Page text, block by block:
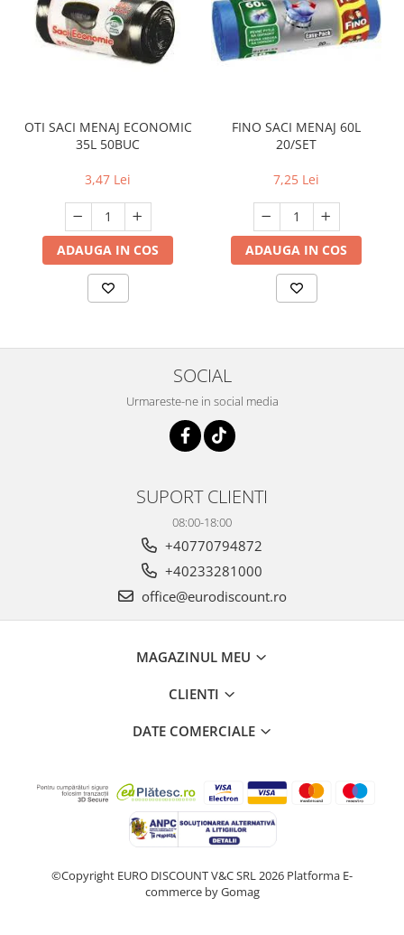
OTI SACI MENAJ ECONOMIC
35L 50BUC
3,47 Lei
ADAUGA IN COS
FINO SACI MENAJ 60L
20/SET
7,25 Lei
ADAUGA IN COS
SOCIAL
Urmareste-ne in social media
SUPORT CLIENTI
08:00-18:00
+40770794872
+40233281000
office@eurodiscount.ro
MAGAZINUL MEU
CLIENTI
DATE COMERCIALE
©Copyright EURO DISCOUNT V&C SRL 2026 Platforma E-
commerce by Gomag